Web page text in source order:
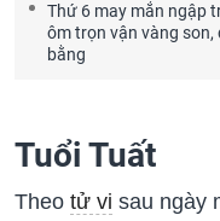
Thứ 6 may mắn ngập
ôm trọn vận vàng
bằng
Tuổi Tuất
Theo tử vi sau ngày